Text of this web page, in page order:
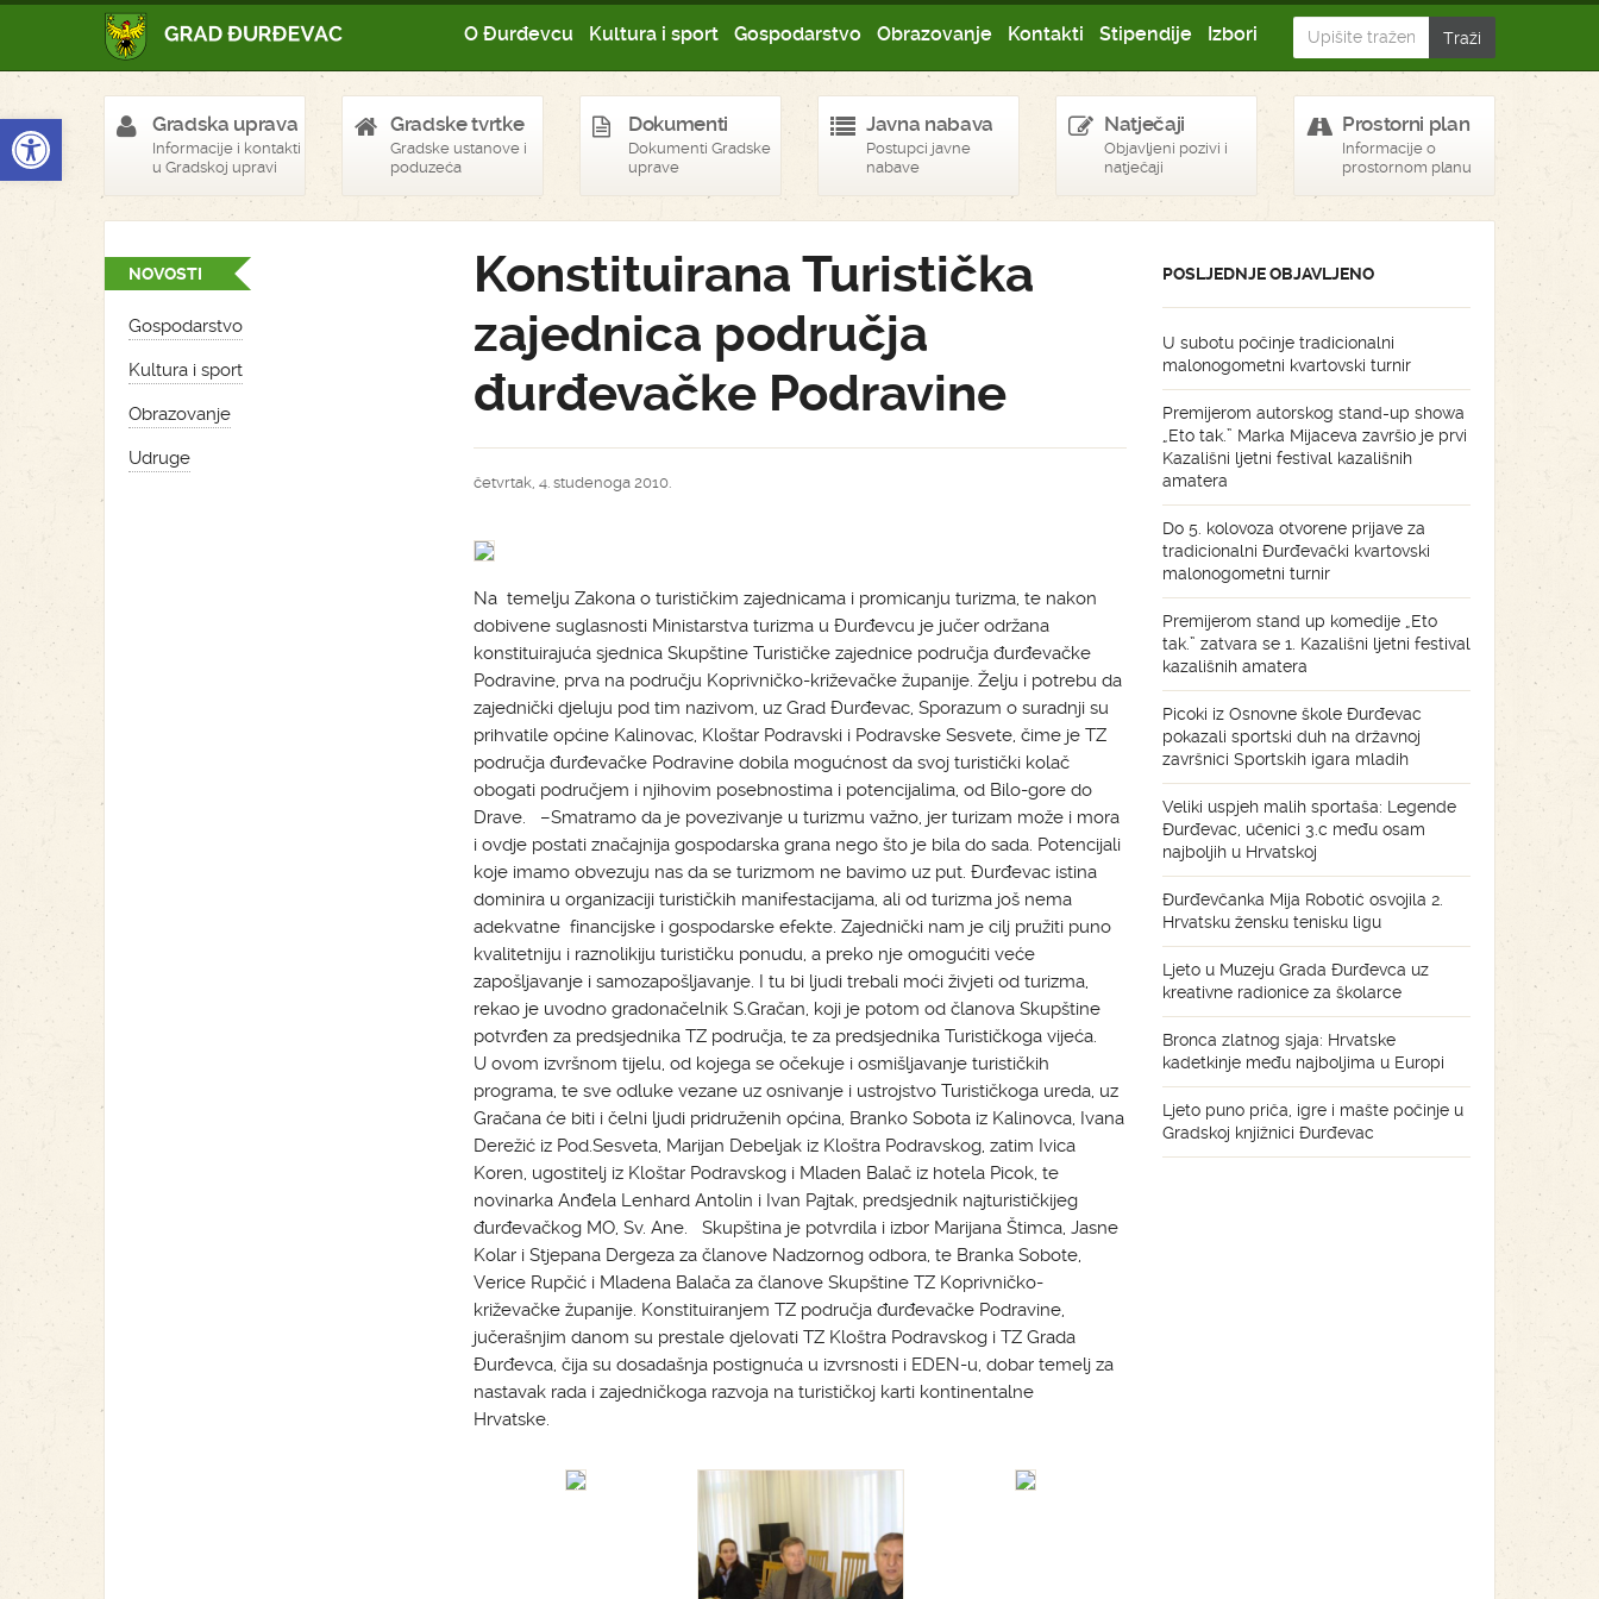
Open toolbar
O Đurđevcu Kultura i sport Gospodarstvo Obrazovanje Kontakti Stipendije Izbori
Gradska uprava
Informacije i kontakti
u Gradskoj upravi
Gradske tvrtke
Gradske ustanove i
poduzeća
Dokumenti
Dokumenti Gradske
uprave
Javna nabava
Postupci javne
nabave
Natječaji
Objavljeni pozivi i
natječaji
Prostorni plan
Informacije o
prostornom planu
NOVOSTI
Gospodarstvo
Kultura i sport
Obrazovanje
Udruge
Konstituirana Turistička
zajednica područja
đurđevačke Podravine
četvrtak, 4. studenoga 2010.
Na temelju Zakona o turističkim zajednicama i promicanju turizma, te nakon
dobivene suglasnosti Ministarstva turizma u Đurđevcu je jučer održana
konstituirajuća sjednica Skupštine Turističke zajednice područja đurđevačke
Podravine, prva na području Koprivničko-križevačke županije. Želju i potrebu da
zajednički djeluju pod tim nazivom, uz Grad Đurđevac, Sporazum o suradnji su
prihvatile općine Kalinovac, Kloštar Podravski i Podravske Sesvete, čime je TZ
područja đurđevačke Podravine dobila mogućnost da svoj turistički kolač
obogati područjem i njihovim posebnostima i potencijalima, od Bilo-gore do
Drave. –Smatramo da je povezivanje u turizmu važno, jer turizam može i mora
i ovdje postati značajnija gospodarska grana nego što je bila do sada. Potencijali
koje imamo obvezuju nas da se turizmom ne bavimo uz put. Đurđevac istina
dominira u organizaciji turističkih manifestacijama, ali od turizma još nema
adekvatne financijske i gospodarske efekte. Zajednički nam je cilj pružiti puno
kvalitetniju i raznolikiju turističku ponudu, a preko nje omogućiti veće
zapošljavanje i samozapošljavanje. I tu bi ljudi trebali moći živjeti od turizma,
rekao je uvodno gradonačelnik S.Gračan, koji je potom od članova Skupštine
potvrđen za predsjednika TZ područja, te za predsjednika Turističkoga vijeća.
U ovom izvršnom tijelu, od kojega se očekuje i osmišljavanje turističkih
programa, te sve odluke vezane uz osnivanje i ustrojstvo Turističkoga ureda, uz
Gračana će biti i čelni ljudi pridruženih općina, Branko Sobota iz Kalinovca, Ivana
Derežić iz Pod.Sesveta, Marijan Debeljak iz Kloštra Podravskog, zatim Ivica
Koren, ugostitelj iz Kloštar Podravskog i Mladen Balač iz hotela Picok, te
novinarka Anđela Lenhard Antolin i Ivan Pajtak, predsjednik najturističkijeg
đurđevačkog MO, Sv. Ane. Skupština je potvrdila i izbor Marijana Štimca, Jasne
Kolar i Stjepana Dergeza za članove Nadzornog odbora, te Branka Sobote,
Verice Rupčić i Mladena Balača za članove Skupštine TZ Koprivničko-
križevačke županije. Konstituiranjem TZ područja đurđevačke Podravine,
jučerašnjim danom su prestale djelovati TZ Kloštra Podravskog i TZ Grada
Đurđevca, čija su dosadašnja postignuća u izvrsnosti i EDEN-u, dobar temelj za
nastavak rada i zajedničkoga razvoja na turističkoj karti kontinentalne
Hrvatske.
POSLJEDNJE OBJAVLJENO
U subotu počinje tradicionalni
malonogometni kvartovski turnir
Premijerom autorskog stand-up showa
„Eto tak.” Marka Mijaceva završio je prvi
Kazališni ljetni festival kazališnih
amatera
Do 5. kolovoza otvorene prijave za
tradicionalni Đurđevački kvartovski
malonogometni turnir
Premijerom stand up komedije „Eto
tak.” zatvara se 1. Kazališni ljetni festival
kazališnih amatera
Picoki iz Osnovne škole Đurđevac
pokazali sportski duh na državnoj
završnici Sportskih igara mladih
Veliki uspjeh malih sportaša: Legende
Đurđevac, učenici 3.c među osam
najboljih u Hrvatskoj
Đurđevčanka Mija Robotić osvojila 2.
Hrvatsku žensku tenisku ligu
Ljeto u Muzeju Grada Đurđevca uz
kreativne radionice za školarce
Bronca zlatnog sjaja: Hrvatske
kadetkinje među najboljima u Europi
Ljeto puno priča, igre i mašte počinje u
Gradskoj knjižnici Đurđevac